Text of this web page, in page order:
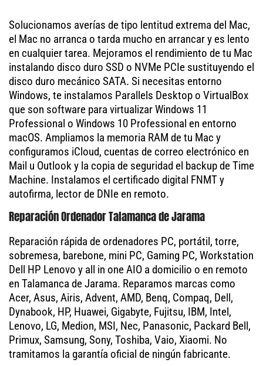
Solucionamos averías de tipo lentitud extrema del Mac,
el Mac no arranca o tarda mucho en arrancar y es lento
en cualquier tarea. Mejoramos el rendimiento de tu Mac
instalando disco duro SSD o NVMe PCIe sustituyendo el
disco duro mecánico SATA. Si necesitas entorno
Windows, te instalamos Parallels Desktop o VirtualBox
que son software para virtualizar Windows 11
Professional o Windows 10 Professional en entorno
macOS. Ampliamos la memoria RAM de tu Mac y
configuramos iCloud, cuentas de correo electrónico en
Mail u Outlook y la copia de seguridad el backup de Time
Machine. Instalamos el certificado digital FNMT y
autofirma, lector de DNIe en remoto.
Reparación Ordenador Talamanca de Jarama
Reparación rápida de ordenadores PC, portátil, torre,
sobremesa, barebone, mini PC, Gaming PC, Workstation
Dell HP Lenovo y all in one AIO a domicilio o en remoto
en Talamanca de Jarama. Reparamos marcas como
Acer, Asus, Airis, Advent, AMD, Benq, Compaq, Dell,
Dynabook, HP, Huawei, Gigabyte, Fujitsu, IBM, Intel,
Lenovo, LG, Medion, MSI, Nec, Panasonic, Packard Bell,
Primux, Samsung, Sony, Toshiba, Vaio, Xiaomi. No
tramitamos la garantía oficial de ningún fabricante.